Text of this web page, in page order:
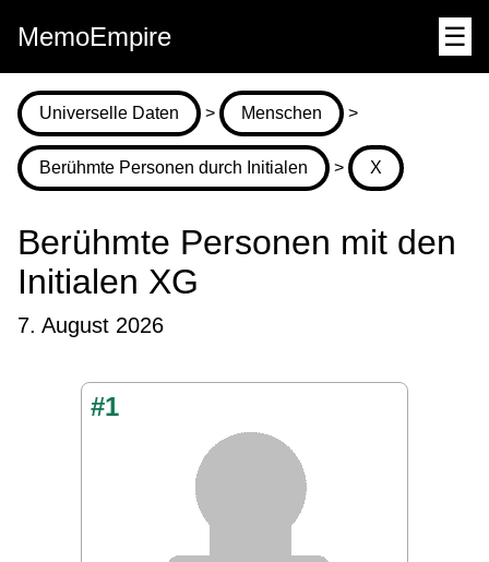
MemoEmpire ☰
Universelle Daten > Menschen >
Berühmte Personen durch Initialen > X
Berühmte Personen mit den
Initialen XG
7. August 2026
#1